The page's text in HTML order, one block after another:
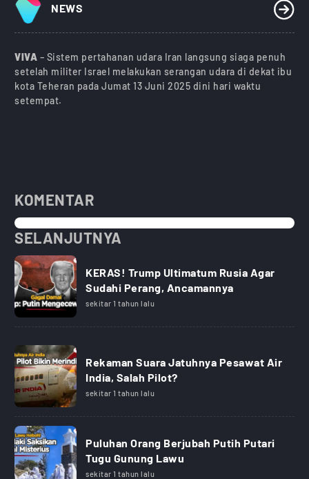
NEWS
VIVA – Sistem pertahanan udara Iran langsung siaga penuh
setelah militer Israel melakukan serangan udara di dekat ibu
kota Teheran pada Jumat 13 Juni 2025 dini hari waktu
setempat.
KOMENTAR
SELANJUTNYA
KERAS! Trump Ultimatum Rusia Agar
Sudahi Perang, Ancamannya
sekitar 1 tahun lalu
Rekaman Suara Jatuhnya Pesawat Air
India, Salah Pilot?
sekitar 1 tahun lalu
Puluhan Orang Berjubah Putih Putari
Tugu Gunung Lawu
sekitar 1 tahun lalu